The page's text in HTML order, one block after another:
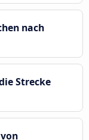
nach
Strecke